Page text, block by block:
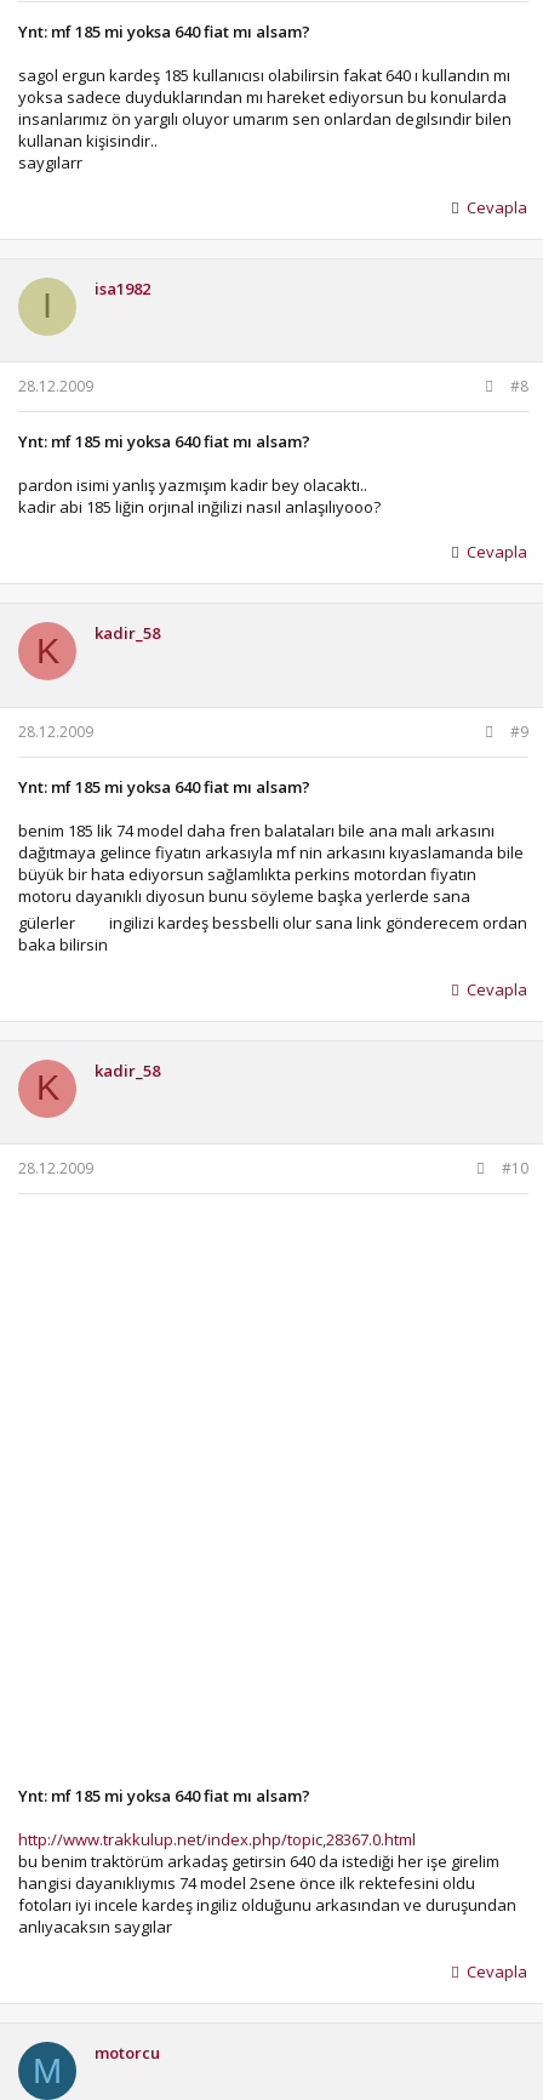
Ynt: mf 185 mi yoksa 640 fiat mı alsam?
sagol ergun kardeş 185 kullanıcısı olabilirsin fakat 640 ı kullandın mı
yoksa sadece duyduklarından mı hareket ediyorsun bu konularda
insanlarımız ön yargılı oluyor umarım sen onlardan degılsındir bilen
kullanan kişisindir..
saygılarr
Cevapla
I isa1982
28.12.2009 #8
Ynt: mf 185 mi yoksa 640 fiat mı alsam?
pardon isimi yanlış yazmışım kadir bey olacaktı..
kadir abi 185 liğin orjınal inğilizi nasıl anlaşılıyooo?
Cevapla
K kadir_58
28.12.2009 #9
Ynt: mf 185 mi yoksa 640 fiat mı alsam?
benim 185 lik 74 model daha fren balataları bile ana malı arkasını
dağıtmaya gelince fiyatın arkasıyla mf nin arkasını kıyaslamanda bile
büyük bir hata ediyorsun sağlamlıkta perkins motordan fiyatın
motoru dayanıklı diyosun bunu söyleme başka yerlerde sana
gülerler
ingilizi kardeş bessbelli olur sana link gönderecem ordan
baka bilirsin
Cevapla
K kadir_58
28.12.2009 #10
Ynt: mf 185 mi yoksa 640 fiat mı alsam?
http://www.trakkulup.net/index.php/topic,28367.0.html
bu benim traktörüm arkadaş getirsin 640 da istediği her işe girelim
hangisi dayanıklıymıs 74 model 2sene önce ilk rektefesini oldu
fotoları iyi incele kardeş ingiliz olduğunu arkasından ve duruşundan
anlıyacaksın saygılar
Cevapla
M motorcu